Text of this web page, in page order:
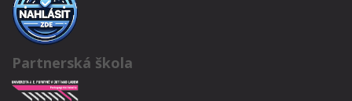
Partnerská škola